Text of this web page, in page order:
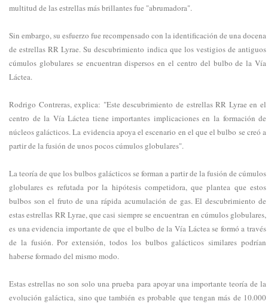
multitud de las estrellas más brillantes fue "abrumadora".
Sin embargo, su esfuerzo fue recompensado con la identificación de una docena
de estrellas RR Lyrae. Su descubrimiento indica que los vestigios de antiguos
cúmulos globulares se encuentran dispersos en el centro del bulbo de la Vía
Láctea.
Rodrigo Contreras, explica: "Este descubrimiento de estrellas RR Lyrae en el
centro de la Vía Láctea tiene importantes implicaciones en la formación de
núcleos galácticos. La evidencia apoya el escenario en el que el bulbo se creó a
partir de la fusión de unos pocos cúmulos globulares".
La teoría de que los bulbos galácticos se forman a partir de la fusión de cúmulos
globulares es refutada por la hipótesis competidora, que plantea que estos
bulbos son el fruto de una rápida acumulación de gas. El descubrimiento de
estas estrellas RR Lyrae, que casi siempre se encuentran en cúmulos globulares,
es una evidencia importante de que el bulbo de la Vía Láctea se formó a través
de la fusión. Por extensión, todos los bulbos galácticos similares podrían
haberse formado del mismo modo.
Estas estrellas no son solo una prueba para apoyar una importante teoría de la
evolución galáctica, sino que también es probable que tengan más de 10.000